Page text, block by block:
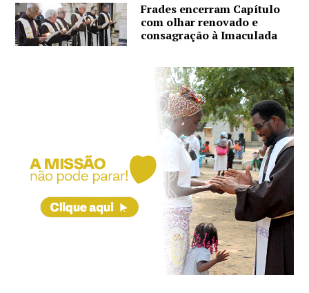
Frades encerram Capítulo
com olhar renovado e
consagração à Imaculada